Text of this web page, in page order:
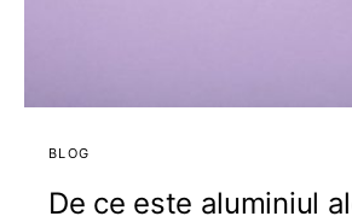
BLOG
De ce este aluminiul